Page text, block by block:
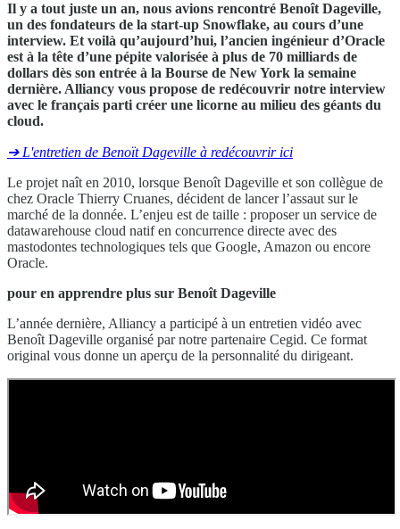
Il y a tout juste un an, nous avions rencontré Benoît Dageville,
un des fondateurs de la start-up Snowflake, au cours d’une
interview. Et voilà qu’aujourd’hui, l’ancien ingénieur d’Oracle
est à la tête d’une pépite valorisée à plus de 70 milliards de
dollars dès son entrée à la Bourse de New York la semaine
dernière. Alliancy vous propose de redécouvrir notre interview
avec le français parti créer une licorne au milieu des géants du
cloud.
➔ L'entretien de Benoït Dageville à redécouvrir ici
Le projet naît en 2010, lorsque Benoît Dageville et son collègue de
chez Oracle Thierry Cruanes, décident de lancer l’assaut sur le
marché de la donnée. L’enjeu est de taille : proposer un service de
datawarehouse cloud natif en concurrence directe avec des
mastodontes technologiques tels que Google, Amazon ou encore
Oracle.
pour en apprendre plus sur Benoît Dageville
L’année dernière, Alliancy a participé à un entretien vidéo avec
Benoît Dageville organisé par notre partenaire Cegid. Ce format
original vous donne un aperçu de la personnalité du dirigeant.